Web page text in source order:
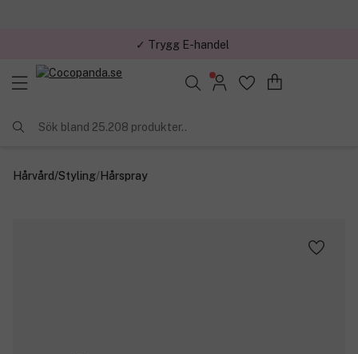
✓ Trygg E-handel
Sök bland 25.208 produkter..
Hårvård/Styling/Hårspray